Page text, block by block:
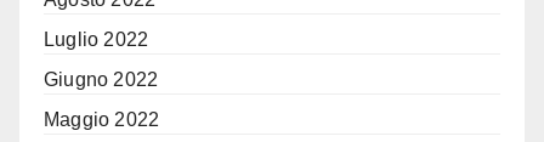
Luglio 2022
Giugno 2022
Maggio 2022